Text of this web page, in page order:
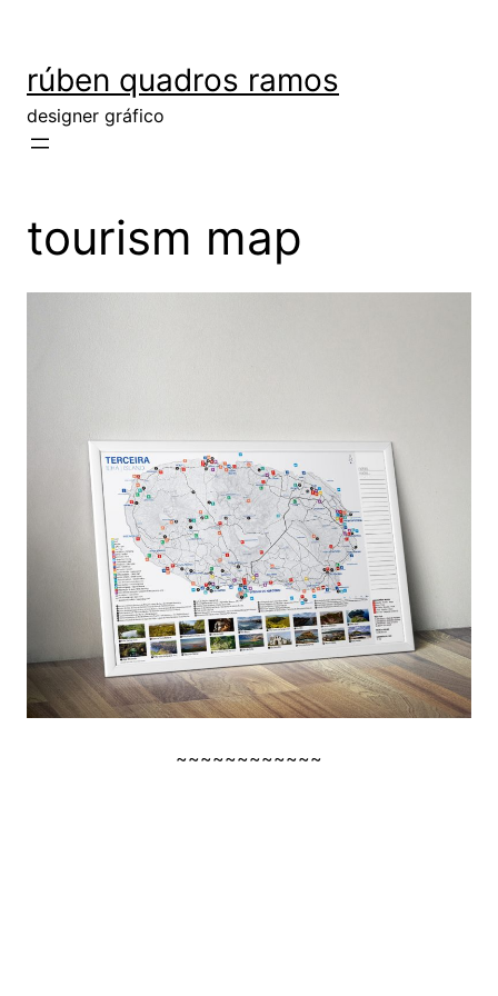
rúben quadros ramos
designer gráfico
tourism map
~~~~~~~~~~~~